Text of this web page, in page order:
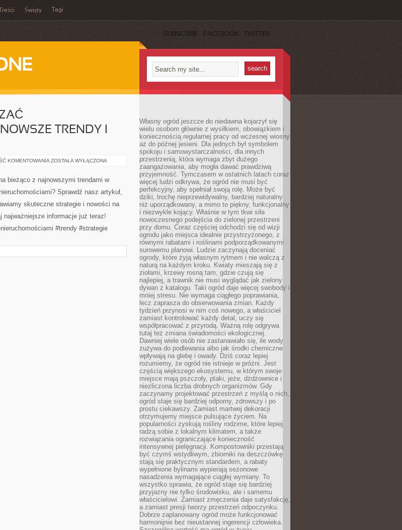
Święty Tagi
SUBSCRIBE FACEBOOK TWITTER
TRENDY I
KOMENTOWANIA JAK
NIERUCHOMOŚCIAMI:
NAJNOWSZE
I
ZOSTAŁA WYŁĄCZONA
bieżąco z najnowszymi trendami w
Sprawdź nasz artykuł,
skuteczne strategie i nowości na
najważniejsze informacje już teraz!
#trendy #strategie
Własny ogród jeszcze do niedawna kojarzył się
wielu osobom głównie z wysiłkiem, obowiązkiem i
koniecznością regularnej pracy od wczesnej wiosny
aż do późnej jesieni. Dla jednych był symbolem
spokoju i samowystarczalności, dla innych
przestrzenią, która wymaga zbyt dużego
zaangażowania, aby mogła dawać prawdziwą
przyjemność. Tymczasem w ostatnich latach coraz
więcej ludzi odkrywa, że ogród nie musi być
perfekcyjny, aby spełniał swoją rolę. Może być
dziki, trochę nieprzewidywalny, bardziej naturalny
niż uporządkowany, a mimo to piękny, funkcjonalny
i niezwykle kojący. Właśnie w tym tkwi siła
nowoczesnego podejścia do zielonej przestrzeni
przy domu. Coraz częściej odchodzi się od wizji
ogrodu jako miejsca idealnie przystrzyżonego, z
równymi rabatami i roślinami podporządkowanymi
surowemu planowi. Ludzie zaczynają doceniać
ogrody, które żyją własnym rytmem i nie walczą z
naturą na każdym kroku. Kwiaty mieszają się z
ziołami, krzewy rosną tam, gdzie czują się
najlepiej, a trawnik nie musi wyglądać jak zielony
dywan z katalogu. Taki ogród daje więcej swobody i
mniej stresu. Nie wymaga ciągłego poprawiania,
lecz zaprasza do obserwowania zmian. Każdy
tydzień przynosi w nim coś nowego, a właściciel
zamiast kontrolować każdy detal, uczy się
współpracować z przyrodą. Ważną rolę odgrywa
tutaj też zmiana świadomości ekologicznej.
Dawniej wiele osób nie zastanawiało się, ile wody
zużywa do podlewania albo jak środki chemiczne
wpływają na glebę i owady. Dziś coraz lepiej
rozumiemy, że ogród nie istnieje w próżni. Jest
częścią większego ekosystemu, w którym swoje
miejsce mają pszczoły, ptaki, jeże, dżdżownice i
niezliczona liczba drobnych organizmów. Gdy
zaczynamy projektować przestrzeń z myślą o nich,
ogród staje się bardziej odporny, zdrowszy i po
prostu ciekawszy. Zamiast martwej dekoracji
otrzymujemy miejsce pulsujące życiem. Na
popularności zyskują rośliny rodzime, które lepiej
radzą sobie z lokalnym klimatem, a także
rozwiązania ograniczające konieczność
intensywnej pielęgnacji. Kompostowniki przestają
być czymś wstydliwym, zbiorniki na deszczówkę
stają się praktycznym standardem, a rabaty
wypełnione bylinami wypierają sezonowe
nasadzenia wymagające ciągłej wymiany. To
wszystko sprawia, że ogród staje się bardziej
przyjazny nie tylko środowisku, ale i samemu
właścicielowi. Zamiast zmęczenia daje satysfakcję,
a zamiast presji tworzy przestrzeń odpoczynku.
Dobrze zaplanowany ogród może funkcjonować
harmonijnie bez nieustannej ingerencji człowieka.